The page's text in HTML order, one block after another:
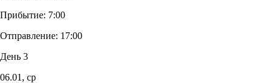
Прибытие: 7:00
Отправление: 17:00
День 3
06.01, ср